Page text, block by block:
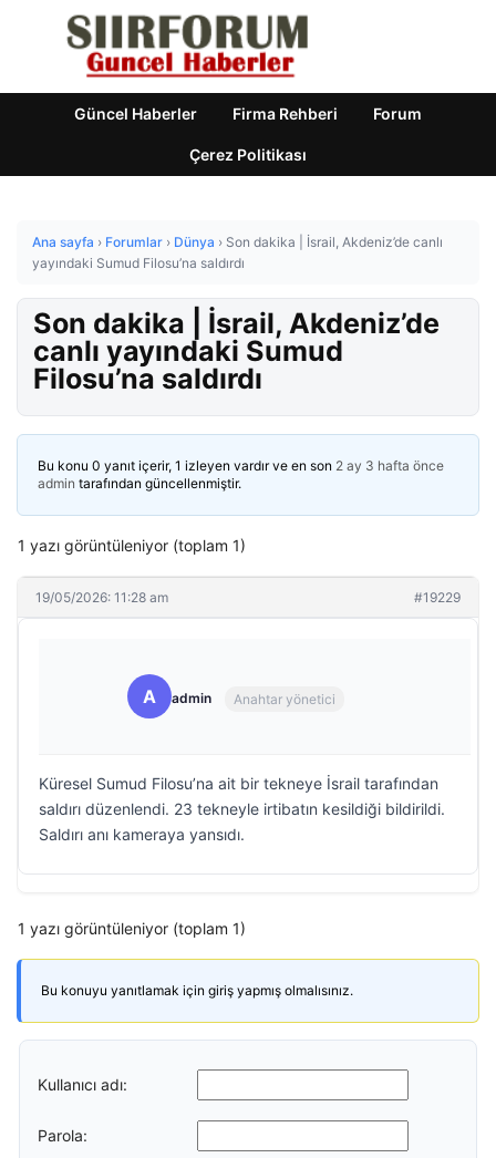
Güncel Haberler Firma Rehberi Forum
Çerez Politikası
Ana sayfa › Forumlar › Dünya › Son dakika | İsrail, Akdeniz’de canlı
yayındaki Sumud Filosu’na saldırdı
Son dakika | İsrail, Akdeniz’de
canlı yayındaki Sumud
Filosu’na saldırdı
Bu konu 0 yanıt içerir, 1 izleyen vardır ve en son 2 ay 3 hafta önce
admin tarafından güncellenmiştir.
1 yazı görüntüleniyor (toplam 1)
19/05/2026: 11:28 am #19229
A admin Anahtar yönetici
Küresel Sumud Filosu’na ait bir tekneye İsrail tarafından
saldırı düzenlendi. 23 tekneyle irtibatın kesildiği bildirildi.
Saldırı anı kameraya yansıdı.
1 yazı görüntüleniyor (toplam 1)
Bu konuyu yanıtlamak için giriş yapmış olmalısınız.
Kullanıcı adı:
Parola: